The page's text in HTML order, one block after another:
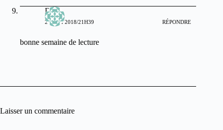
Bidib
22 MAI 2018/21H39 RÉPONDRE
bonne semaine de lecture
Laisser un commentaire